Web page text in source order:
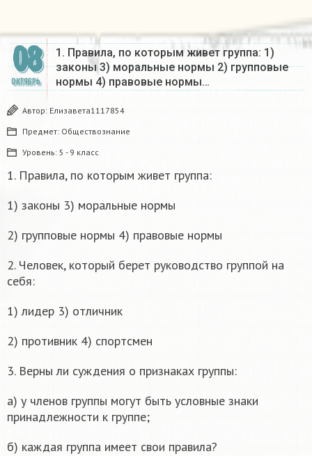
08
ОКТЯБРЬ
1. Правила, по которым живет группа: 1)
законы 3) моральные нормы 2) групповые
нормы 4) правовые нормы…
Автор: Елизавета1117854
Предмет: Обществознание
Уровень: 5 - 9 класс
1. Правила, по которым живет группа:
1) законы 3) моральные нормы
2) групповые нормы 4) правовые нормы
2. Человек, который берет руководство группой на
себя:
1) лидер 3) отличник
2) противник 4) спортсмен
3. Верны ли суждения о признаках группы:
а) у членов группы могут быть условные знаки
принадлежности к группе;
б) каждая группа имеет свои правила?